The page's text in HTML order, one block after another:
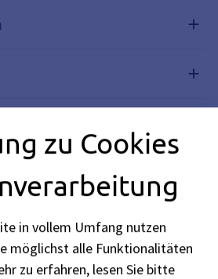
zu Cookies
in vollem Umfang nutzen
möglichst alle Funktionalitäten
zu erfahren, lesen Sie bitte